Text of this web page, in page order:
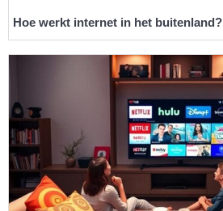
Hoe werkt internet in het buitenland?